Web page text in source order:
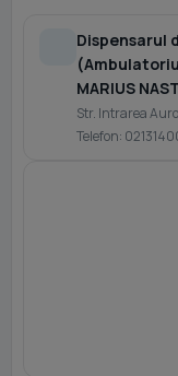
Dispensarul
MARIUS
Str. Intrarea
Telefon: